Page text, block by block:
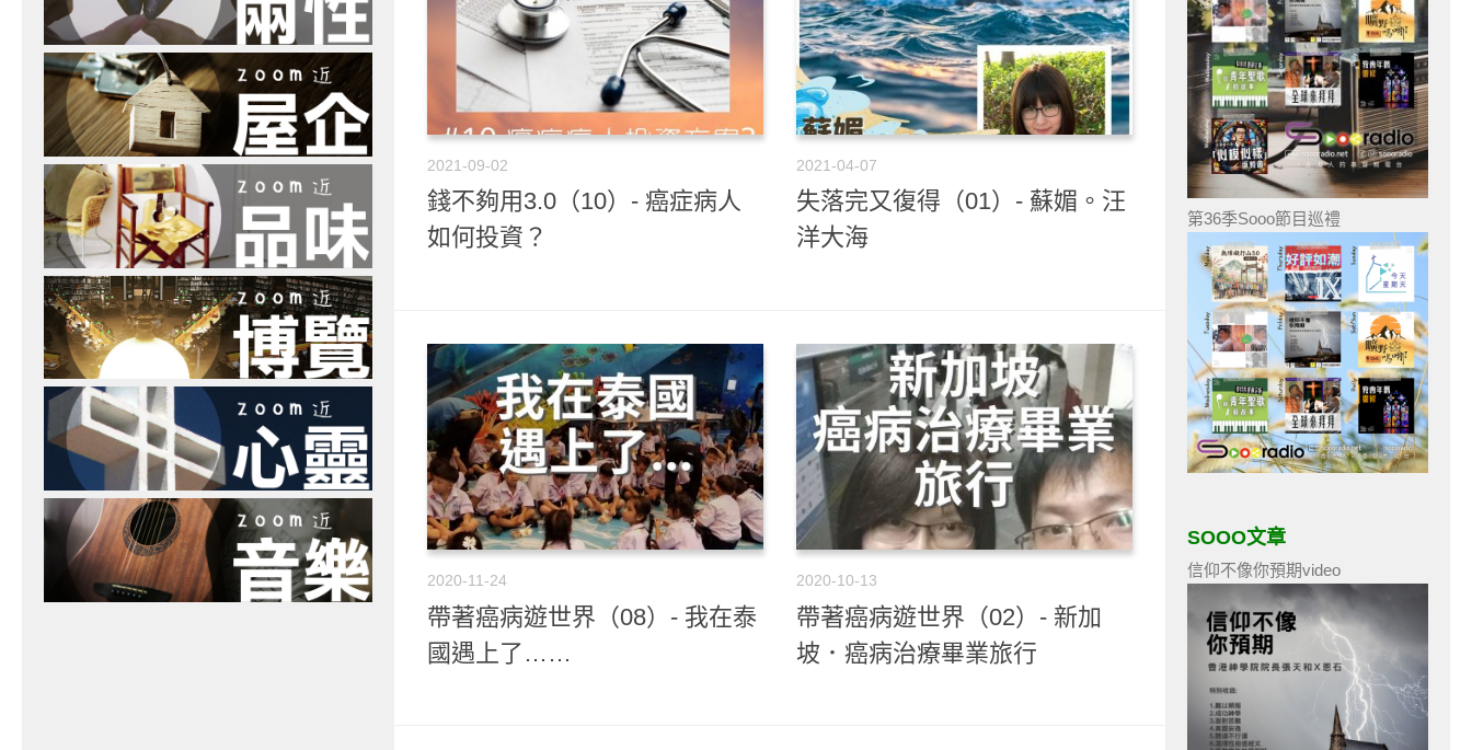
2021-09-02
錢不夠用3.0（10）- 癌症病人
如何投資？
2021-04-07
失落完又復得（01）- 蘇媚。汪
洋大海
2020-11-24
帶著癌病遊世界（08）- 我在泰
國遇上了……
2020-10-13
帶著癌病遊世界（02）- 新加
坡．癌病治療畢業旅行
第36季Sooo節目巡禮
SOOO文章
信仰不像你預期video